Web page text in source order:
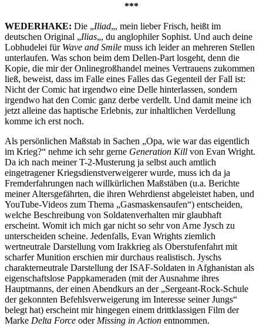
***
WEDERHAKE: Die „Iliad„, mein lieber Frisch, heißt im
deutschen Original „Ilias„, du anglophiler Sophist. Und auch deine
Lobhudelei für Wave and Smile muss ich leider an mehreren Stellen
unterlaufen. Was schon beim dem Dellen-Part losgeht, denn die
Kopie, die mir der Onlinegroßhandel meines Vertrauens zukommen
ließ, beweist, dass im Falle eines Falles das Gegenteil der Fall ist:
Nicht der Comic hat irgendwo eine Delle hinterlassen, sondern
irgendwo hat den Comic ganz derbe verdellt. Und damit meine ich
jetzt alleine das haptische Erlebnis, zur inhaltlichen Verdellung
komme ich erst noch.
Als persönlichen Maßstab in Sachen „Opa, wie war das eigentlich
im Krieg?“ nehme ich sehr gerne Generation Kill von Evan Wright.
Da ich nach meiner T-2-Musterung ja selbst auch amtlich
eingetragener Kriegsdienstverweigerer wurde, muss ich da ja
Fremderfahrungen nach willkürlichen Maßstäben (u.a. Berichte
meiner Altersgefährten, die ihren Wehrdienst abgeleistet haben, und
YouTube-Videos zum Thema „Gasmaskensaufen“) entscheiden,
welche Beschreibung von Soldatenverhalten mir glaubhaft
erscheint. Womit ich mich gar nicht so sehr von Arne Jysch zu
unterscheiden scheine. Jedenfalls, Evan Wrights ziemlich
wertneutrale Darstellung vom Irakkrieg als Oberstufenfahrt mit
scharfer Munition erschien mir durchaus realistisch. Jyschs
charakterneutrale Darstellung der ISAF-Soldaten in Afghanistan als
eigenschaftslose Pappkameraden (mit der Ausnahme ihres
Hauptmanns, der einen Abendkurs an der „Sergeant-Rock-Schule
der gekonnten Befehlsverweigerung im Interesse seiner Jungs“
belegt hat) erscheint mir hingegen einem drittklassigen Film der
Marke Delta Force oder Missing in Action entnommen.